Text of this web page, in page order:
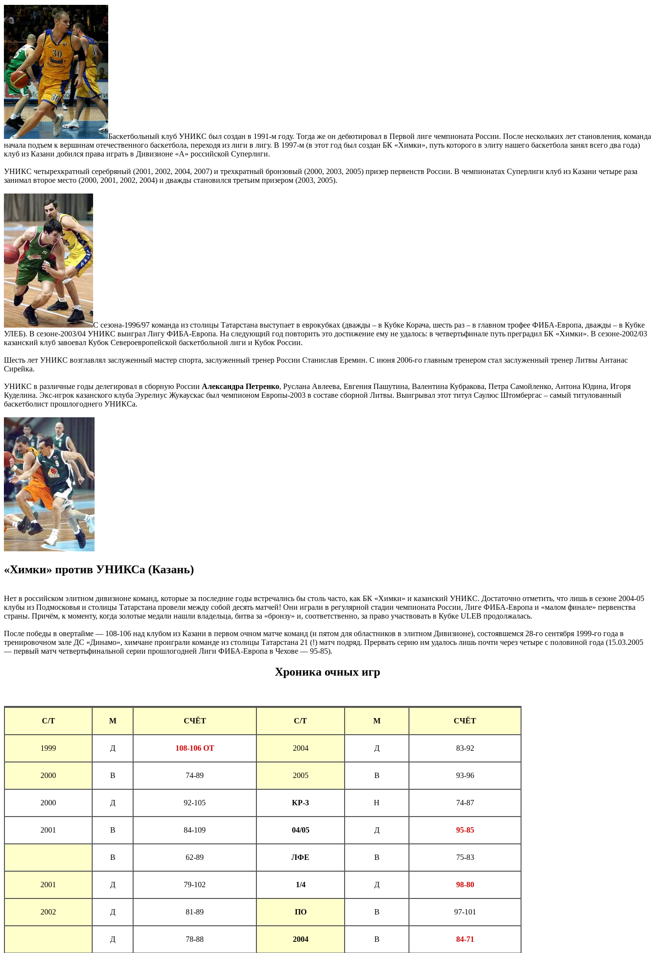
Баскетбольный клуб УНИКС был создан в 1991-м году. Тогда же он дебютировал в Первой лиге чемпионата России. После нескольких лет становления, команда
начала подъем к вершинам отечественного баскетбола, переходя из лиги в лигу. В 1997-м (в этот год был создан БК «Химки», путь которого в элиту нашего баскетбола занял всего два года)
клуб из Казани добился права играть в Дивизионе «А» российской Суперлиги.
УНИКС четырехкратный серебряный (2001, 2002, 2004, 2007) и трехкратный бронзовый (2000, 2003, 2005) призер первенств России. В чемпионатах Суперлиги клуб из Казани четыре раза
занимал второе место (2000, 2001, 2002, 2004) и дважды становился третьим призером (2003, 2005).
С сезона-1996/97 команда из столицы Татарстана выступает в еврокубках (дважды – в Кубке Корача, шесть раз – в главном трофее ФИБА-Европа, дважды – в Кубке
УЛЕБ). В сезоне-2003/04 УНИКС выиграл Лигу ФИБА-Европа. На следующий год повторить это достижение ему не удалось: в четвертьфинале путь преградил БК «Химки». В сезоне-2002/03
казанский клуб завоевал Кубок Североевропейской баскетбольной лиги и Кубок России.
Шесть лет УНИКС возглавлял заслуженный мастер спорта, заслуженный тренер России Станислав Еремин. С июня 2006-го главным тренером стал заслуженный тренер Литвы Антанас
Сирейка.
УНИКС в различные годы делегировал в сборную России Александра Петренко, Руслана Авлеева, Евгения Пашутина, Валентина Кубракова, Петра Самойленко, Антона Юдина, Игоря
Куделина. Экс-игрок казанского клуба Эурелиус Жукаускас был чемпионом Европы-2003 в составе сборной Литвы. Выигрывал этот титул Саулюс Штомбергас – самый титулованный
баскетболист прошлогоднего УНИКСа.
«Химки» против УНИКСа (Казань)
Нет в российском элитном дивизионе команд, которые за последние годы встречались бы столь часто, как БК «Химки» и казанский УНИКС. Достаточно отметить, что лишь в сезоне 2004-05
клубы из Подмосковья и столицы Татарстана провели между собой десять матчей! Они играли в регулярной стадии чемпионата России, Лиге ФИБА-Европа и «малом финале» первенства
страны. Причём, к моменту, когда золотые медали нашли владельца, битва за «бронзу» и, соответственно, за право участвовать в Кубке ULEB продолжалась.
После победы в овертайме — 108-106 над клубом из Казани в первом очном матче команд (и пятом для областников в элитном Дивизионе), состоявшемся 28-го сентября 1999-го года в
тренировочном зале ДС «Динамо», химчане проиграли команде из столицы Татарстана 21 (!) матч подряд. Прервать серию им удалось лишь почти через четыре с половиной года (15.03.2005
— первый матч четвертьфинальной серии прошлогодней Лиги ФИБА-Европа в Чехове — 95-85).
Хроника очных игр
C/T М СЧЁТ C/T М СЧЁТ
1999 Д 108-106 ОТ 2004 Д 83-92
2000 В 74-89 2005 В 93-96
2000 Д 92-105 КР-3 Н 74-87
2001 В 84-109 04/05 Д 95-85
В 62-89 ЛФЕ В 75-83
2001 Д 79-102 1/4 Д 98-80
2002 Д 81-89 ПО В 97-101
Д 78-88 2004 В 84-71